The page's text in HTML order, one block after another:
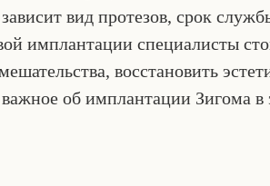
вид протезов, срок
имплантации специалисты
восстановить
об имплантации Зигома в